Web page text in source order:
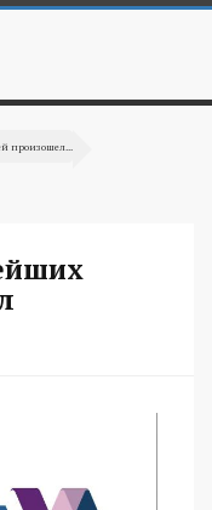
произошел...